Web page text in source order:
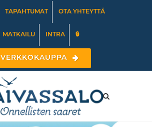
TAPAHTUMAT OTA YHTEYTTÄ
MATKAILU INTRA 🔒
VERKKOKAUPPA